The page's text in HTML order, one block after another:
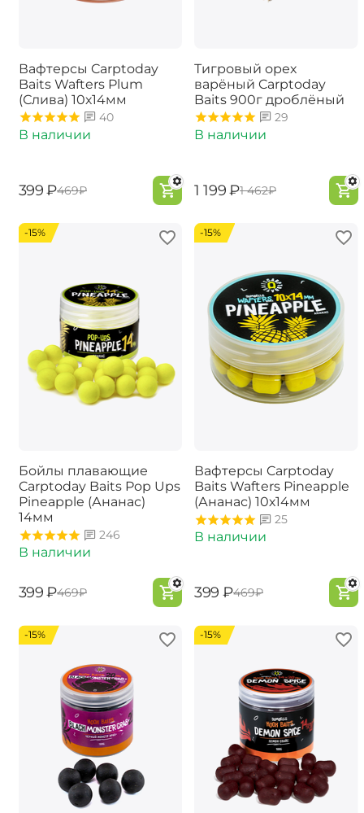
Вафтерсы Carptoday
Baits Wafters Plum
(Слива) 10х14мм
40
В наличии
‍399‍ ₽‍469‍₽
Тигровый орех
варёный Carptoday
Baits 900г дроблёный
29
В наличии
‍1 199‍₽‍1 462‍₽
-15%
Бойлы плавающие
Carptoday Baits Pop Ups
Pineapple (Ананас)
14мм
246
В наличии
‍399‍ ₽‍469‍₽
-15%
Вафтерсы Carptoday
Baits Wafters Pineapple
(Ананас) 10х14мм
25
В наличии
‍399‍ ₽‍469‍₽
-15% -15%